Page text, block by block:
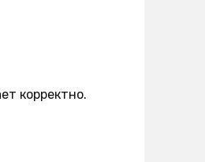
корректно.